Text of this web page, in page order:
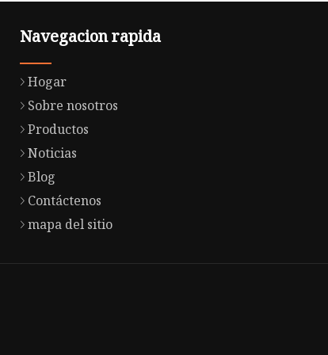
Navegacion rapida
Hogar
Sobre nosotros
Productos
Noticias
Blog
Contáctenos
mapa del sitio